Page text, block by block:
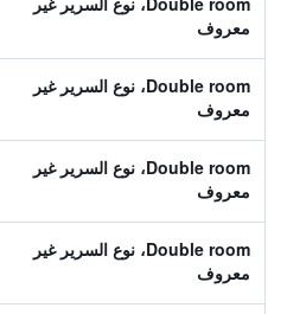
معروف
Double room، نوع السرير غير
معروف
Double room، نوع السرير غير
معروف
Double room، نوع السرير غير
معروف